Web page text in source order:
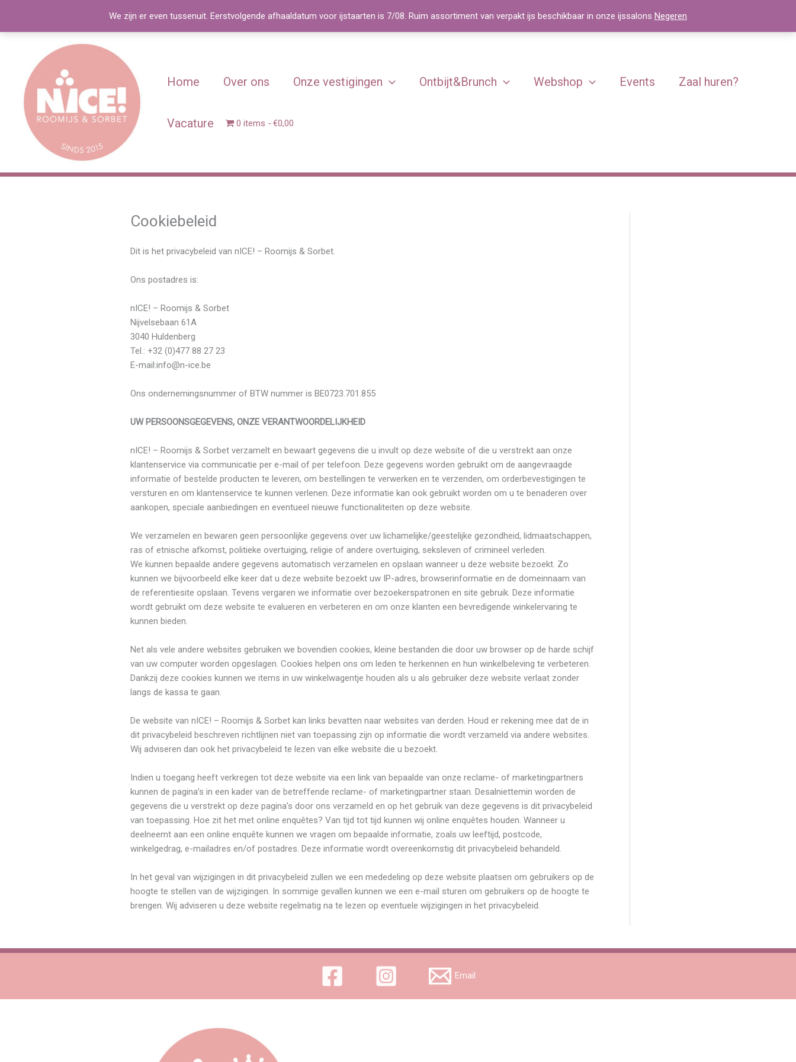
We zijn er even tussenuit. Eerstvolgende afhaaldatum voor ijstaarten is 7/08. Ruim assortiment van verpakt ijs beschikbaar in onze ijssalons Negeren
de
Home Over ons Onze vestigingen Ontbijt&Brunch Webshop Events Zaal huren?
Vacature 0 items €0,00
Cookiebeleid
Dit is het privacybeleid van nICE! – Roomijs & Sorbet.
Ons postadres is:
nICE! – Roomijs & Sorbet
Nijvelsebaan 61A
3040 Huldenberg
Tel.: +32 (0)477 88 27 23
E-mail:info@n-ice.be
Ons ondernemingsnummer of BTW nummer is BE0723.701.855
UW PERSOONSGEGEVENS, ONZE VERANTWOORDELIJKHEID
nICE! – Roomijs & Sorbet verzamelt en bewaart gegevens die u invult op deze website of die u verstrekt aan onze
klantenservice via communicatie per e-mail of per telefoon. Deze gegevens worden gebruikt om de aangevraagde
informatie of bestelde producten te leveren, om bestellingen te verwerken en te verzenden, om orderbevestigingen te
versturen en om klantenservice te kunnen verlenen. Deze informatie kan ook gebruikt worden om u te benaderen over
aankopen, speciale aanbiedingen en eventueel nieuwe functionaliteiten op deze website.
We verzamelen en bewaren geen persoonlijke gegevens over uw lichamelijke/geestelijke gezondheid, lidmaatschappen,
ras of etnische afkomst, politieke overtuiging, religie of andere overtuiging, seksleven of crimineel verleden.
We kunnen bepaalde andere gegevens automatisch verzamelen en opslaan wanneer u deze website bezoekt. Zo
kunnen we bijvoorbeeld elke keer dat u deze website bezoekt uw IP-adres, browserinformatie en de domeinnaam van
de referentiesite opslaan. Tevens vergaren we informatie over bezoekerspatronen en site gebruik. Deze informatie
wordt gebruikt om deze website te evalueren en verbeteren en om onze klanten een bevredigende winkelervaring te
kunnen bieden.
Net als vele andere websites gebruiken we bovendien cookies, kleine bestanden die door uw browser op de harde schijf
van uw computer worden opgeslagen. Cookies helpen ons om leden te herkennen en hun winkelbeleving te verbeteren.
Dankzij deze cookies kunnen we items in uw winkelwagentje houden als u als gebruiker deze website verlaat zonder
langs de kassa te gaan.
De website van nICE! – Roomijs & Sorbet kan links bevatten naar websites van derden. Houd er rekening mee dat de in
dit privacybeleid beschreven richtlijnen niet van toepassing zijn op informatie die wordt verzameld via andere websites.
Wij adviseren dan ook het privacybeleid te lezen van elke website die u bezoekt.
Indien u toegang heeft verkregen tot deze website via een link van bepaalde van onze reclame- of marketingpartners
kunnen de pagina’s in een kader van de betreffende reclame- of marketingpartner staan. Desalniettemin worden de
gegevens die u verstrekt op deze pagina’s door ons verzameld en op het gebruik van deze gegevens is dit privacybeleid
van toepassing. Hoe zit het met online enquêtes? Van tijd tot tijd kunnen wij online enquêtes houden. Wanneer u
deelneemt aan een online enquête kunnen we vragen om bepaalde informatie, zoals uw leeftijd, postcode,
winkelgedrag, e-mailadres en/of postadres. Deze informatie wordt overeenkomstig dit privacybeleid behandeld.
In het geval van wijzigingen in dit privacybeleid zullen we een mededeling op deze website plaatsen om gebruikers op de
hoogte te stellen van de wijzigingen. In sommige gevallen kunnen we een e-mail sturen om gebruikers op de hoogte te
brengen. Wij adviseren u deze website regelmatig na te lezen op eventuele wijzigingen in het privacybeleid.
Email